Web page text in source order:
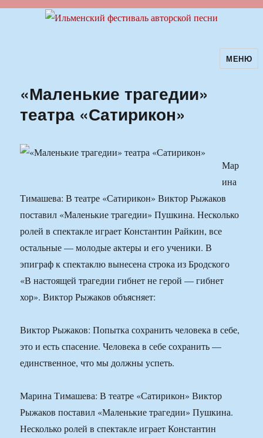
Ильменский фестиваль авторскойМЕНЮ
«Маленькие трагедии»
театра «Сатирикон»
Мар
ина
Тимашева: В театре «Сатирикон» Виктор Рыжаков
поставил «Маленькие трагедии» Пушкина. Несколько
ролей в спектакле играет Константин Райкин, все
остальные — молодые актеры и его ученики. В
эпиграф к спектаклю вынесена строка из Бродского
«В настоящей трагедии гибнет не герой — гибнет
хор». Виктор Рыжаков объясняет:
Виктор Рыжаков: Попытка сохранить человека в себе,
это и есть спасение. Человека в себе сохранить —
единственное, что мы должны успеть.
Марина Тимашева: В театре «Сатирикон» Виктор
Рыжаков поставил «Маленькие трагедии» Пушкина.
Несколько ролей в спектакле играет Константин